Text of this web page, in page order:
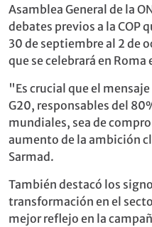
Asamblea General de la
debates previos a la COP
30 de septiembre al 2 de
que se celebrará en Roma
"Es crucial que el
G20, responsables del
mundiales, sea de
aumento de la ambición
Sarmad.
También destacó los
transformación en el
mejor reflejo en la